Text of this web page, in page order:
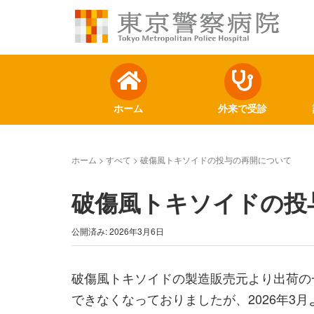
ホーム 外来で受診
ホーム > すべて > 破傷風トキソイドの投与の再開について
破傷風トキソイドの
公開済み: 2026年3月6日
破傷風トキソイドの製造販売元より出荷
できなくなっておりましたが、2026年3